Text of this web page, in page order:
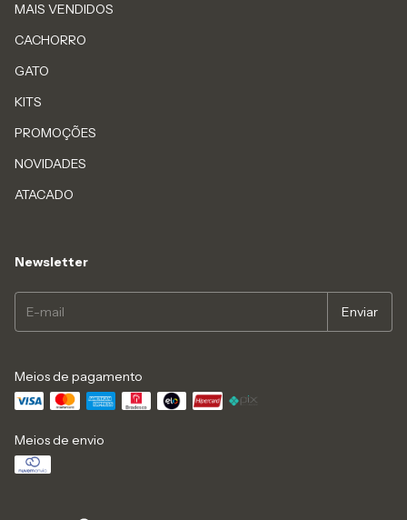
MAIS VENDIDOS
CACHORRO
GATO
KITS
PROMOÇÕES
NOVIDADES
ATACADO
Newsletter
Meios de pagamento
Meios de envio